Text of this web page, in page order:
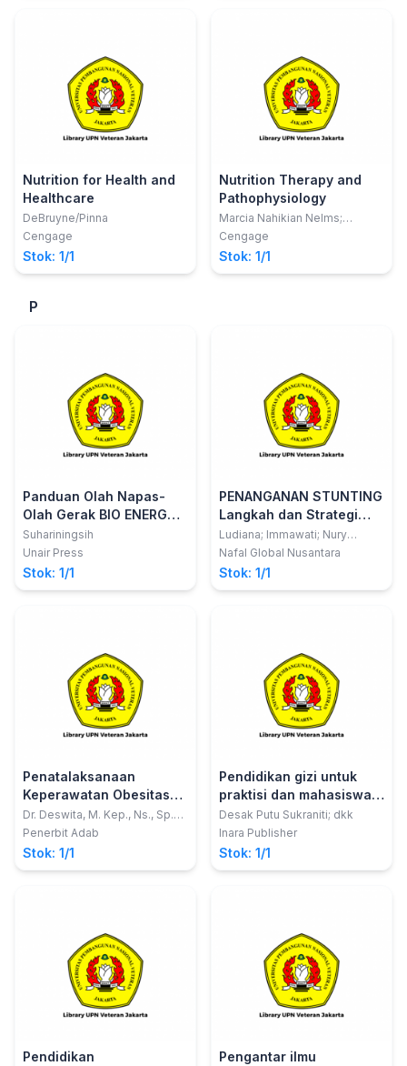
Nutrition for Health and
Healthcare
DeBruyne/Pinna
Cengage
Stok: 1/1
Nutrition Therapy and
Pathophysiology
Marcia Nahikian Nelms;
Kathryn P. Sucher; Karen Lacey
Cengage
Stok: 1/1
P
Panduan Olah Napas-
Olah Gerak BIO ENERGY
POWER dalam Perspektif
Kesehatan Tradisional
Suhariningsih
Unair Press
Stok: 1/1
PENANGANAN STUNTING
Langkah dan Strategi
Efektif
Ludiana; Immawati; Nury
Luthfiyatil Fitri
Nafal Global Nusantara
Stok: 1/1
Penatalaksanaan
Keperawatan Obesitas
Pada Remaja
Dr. Deswita, M. Kep., Ns., Sp.
Kep. An.
Penerbit Adab
Stok: 1/1
Pendidikan gizi untuk
praktisi dan mahasiswa
kesehatan
Desak Putu Sukraniti; dkk
Inara Publisher
Stok: 1/1
Pendidikan
Pengantar ilmu